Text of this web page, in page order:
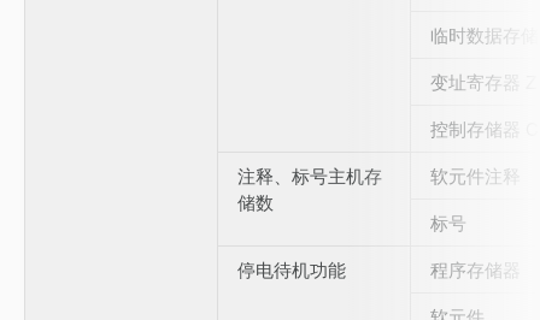
临时数据存
变址寄存器 Z
控制存储器
注释、标号主机存
储数
软元件注释
标号
停电待机功能
程序存储器